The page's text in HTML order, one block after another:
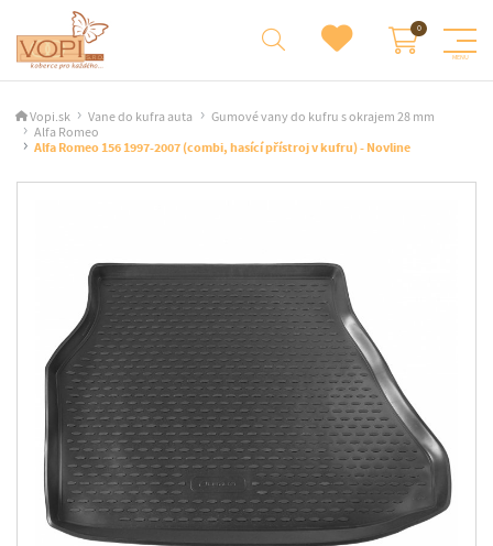
Vopi.sk Vane do kufra auta
Gumové vany do kufru s okrajem 28 mm
Alfa Romeo
Alfa Romeo 156 1997-2007 (combi, hasící přístroj v kufru) - Novline